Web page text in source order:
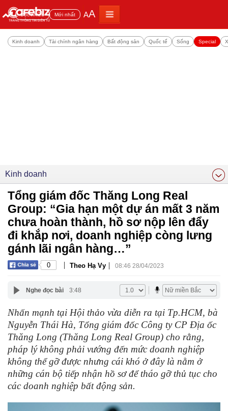
Đọc nhiều Mới nhất AA
Kinh doanh Tài chính ngân hàng Bất động sản Quốc tế Sống Special
Kinh doanh
Tổng giám đốc Thăng Long Real
Group: “Gia hạn một dự án mất 3 năm
chưa hoàn thành, hồ sơ nộp lên đẩy
đi khắp nơi, doanh nghiệp còng lưng
gánh lãi ngân hàng…”
0 | Theo Hạ Vy | 08:46 28/04/2023
Nghe đọc bài 3:48
Nhấn mạnh tại Hội thảo vừa diễn ra tại Tp.HCM, bà
Nguyễn Thái Hà, Tổng giám đốc Công ty CP Địa ốc
Thăng Long (Thăng Long Real Group) cho rằng,
pháp lý không phải vướng đến mức doanh nghiệp
không thể gỡ được nhưng cái khó ở đây là nằm ở
những cán bộ tiếp nhận hồ sơ để tháo gỡ thủ tục cho
các doanh nghiệp bất động sản.